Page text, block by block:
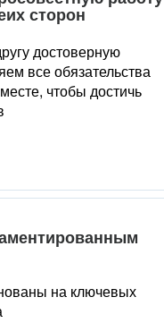
сторон
достоверную
все обязательства
чтобы достичь
на ключевых